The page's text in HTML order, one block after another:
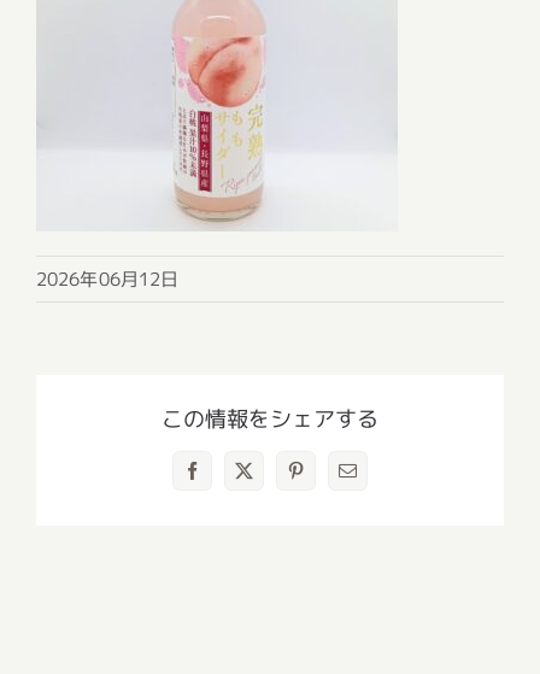
2026年06月12日
この情報をシェアする
Facebook
X Pinterest
電